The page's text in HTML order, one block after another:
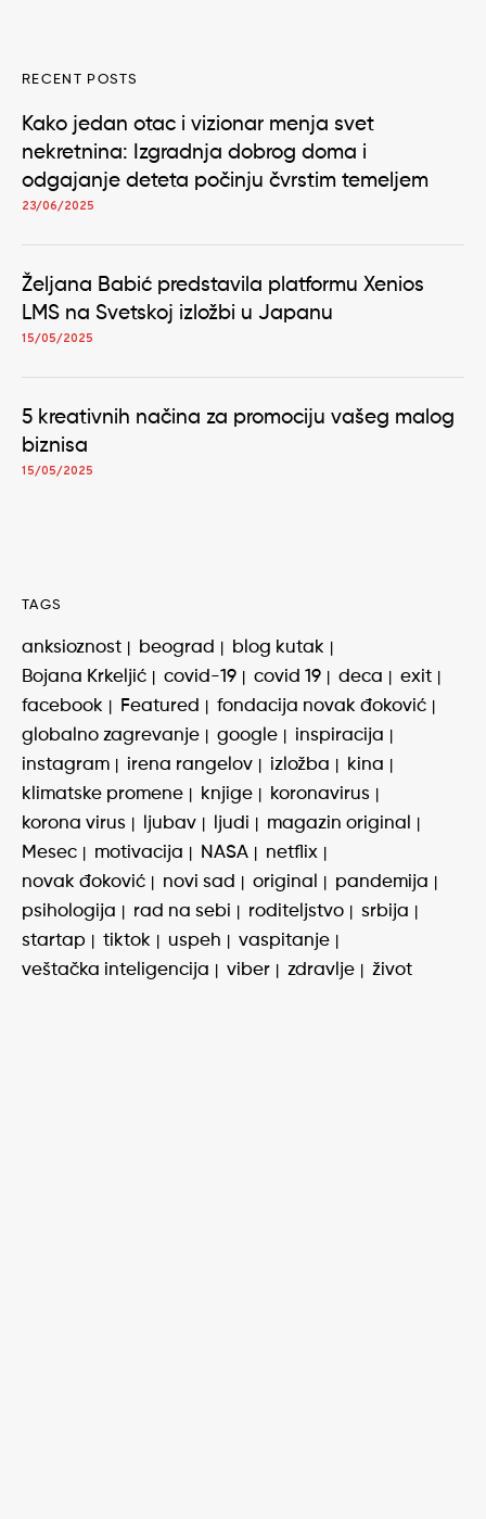
RECENT POSTS
Kako jedan otac i vizionar menja svet
nekretnina: Izgradnja dobrog doma i
odgajanje deteta počinju čvrstim temeljem
23/06/2025
Željana Babić predstavila platformu Xenios
LMS na Svetskoj izložbi u Japanu
15/05/2025
5 kreativnih načina za promociju vašeg malog
biznisa
15/05/2025
TAGS
anksioznost beograd
blog kutak
Bojana Krkeljić
covid-19 covid 19 deca
exit
facebook
Featured
fondacija novak đoković
globalno zagrevanje
google
inspiracija
instagram
irena rangelov izložba
kina
klimatske promene
knjige
koronavirus
korona virus
ljubav ljudi
magazin original
Mesec
motivacija NASA
netflix
novak đoković
novi sad original
pandemija
psihologija
rad na sebi roditeljstvo
srbija
startap
tiktok uspeh
vaspitanje
veštačka inteligencija
viber zdravlje život